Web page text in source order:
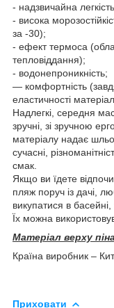
- надзвичайна
- висока
за -30);
- ефект термоса
тепловіддання);
- водонепроникність;
— комфортність
еластичності
Надлегкі, середня
зручні, зі зручною
матеріалу надає
сучасні,
смак.
Якщо ви їдете
пляж поруч із дачі,
викупатися в
Їх можна
Матеріал верху піна
Країна виробник –
Приховати